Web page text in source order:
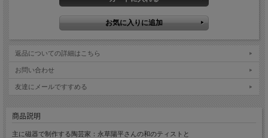
返品についての詳細はこちら
お問い合わせ
友達にメールですすめる
商品説明
主に磁器で制作する陶芸家：永草陽平さんの和のティストと